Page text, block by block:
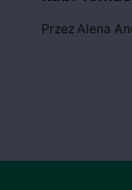
PrzezAlena